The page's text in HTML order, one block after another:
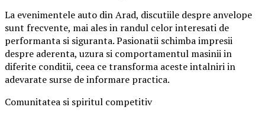
La evenimentele auto din Arad, discutiile despre anvelope
sunt frecvente, mai ales in randul celor interesati de
performanta si siguranta. Pasionatii schimba impresii
despre aderenta, uzura si comportamentul masinii in
diferite conditii, ceea ce transforma aceste intalniri in
adevarate surse de informare practica.
Comunitatea si spiritul competitiv